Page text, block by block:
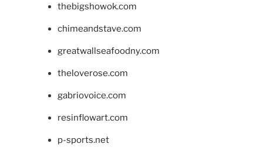
thebigshowok.com
chimeandstave.com
greatwallseafoodny.com
theloverose.com
gabriovoice.com
resinflowart.com
p-sports.net